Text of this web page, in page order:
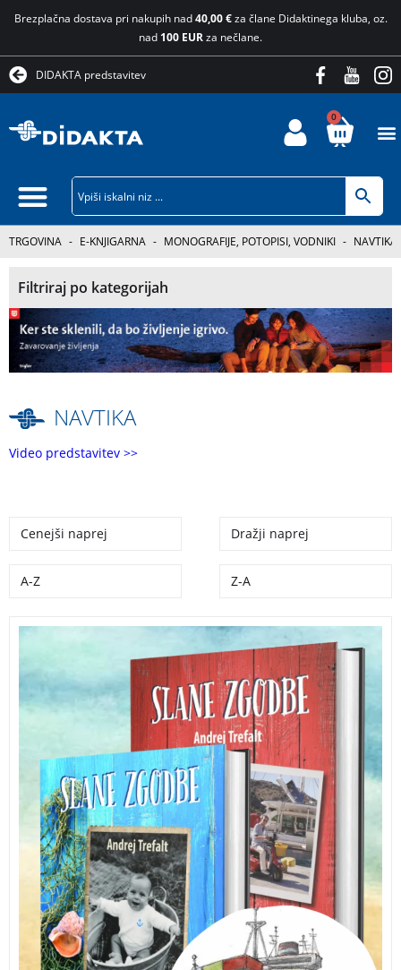
Brezplačna dostava pri nakupih nad40,00 €za člane Didaktinega kluba, oz.
nad 100 EURza nečlane.
DIDAKTA predstavitev
0
TRGOVINA - E-KNJIGARNA - MONOGRAFIJE, POTOPISI, VODNIKI - NAVTIKA
Filtriraj po kategorijah
NAVTIKA
Video predstavitev >>
Cenejši naprej Dražji naprej
A-Z Z-A
SLANE ZGODBEAndreja Trefalta,
strastnega morjeplovca, ki je kljub mišični distrofiji pol
življenja preživel na morju. Avtor vas v knjigah popelje
skozi več kot štirideset let pustolovskih dogodivščin in
občasnih katastrof.